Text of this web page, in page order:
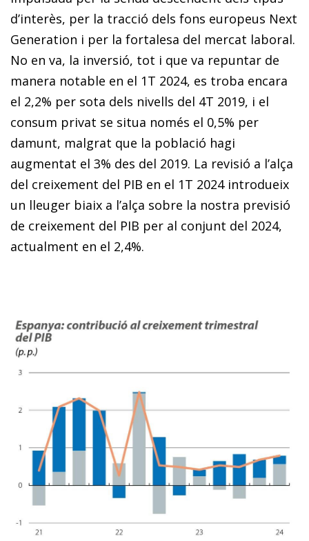
d’interès, per la tracció dels fons europeus Next
Generation i per la fortalesa del mercat laboral.
No en va, la inversió, tot i que va repuntar de
manera notable en el 1T 2024, es troba encara
el 2,2% per sota dels nivells del 4T 2019, i el
consum privat se situa només el 0,5% per
damunt, malgrat que la població hagi
augmentat el 3% des del 2019. La revisió a l’alça
del creixement del PIB en el 1T 2024 introdueix
un lleuger biaix a l’alça sobre la nostra previsió
de creixement del PIB per al conjunt del 2024,
actualment en el 2,4%.